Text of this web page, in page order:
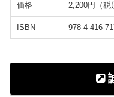
価格 2,200円（税
ISBN 978-4-416-